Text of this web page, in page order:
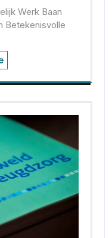
Werk Baan
Betekenisvolle